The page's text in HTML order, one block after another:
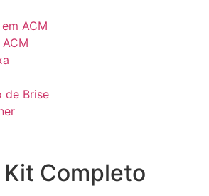
ACM
de Brise
Kit Completo